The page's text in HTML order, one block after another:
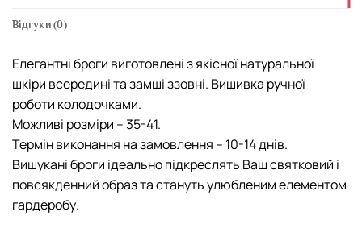
Відгуки (0)
Елегантні броги виготовлені з якісної натуральної
шкіри всередині та замші ззовні. Вишивка ручної
роботи колодочками.
Можливі розміри – 35-41.
Термін виконання на замовлення – 10-14 днів.
Вишукані броги ідеально підкреслять Ваш святковий і
повсякденний образ та стануть улюбленим елементом
гардеробу.